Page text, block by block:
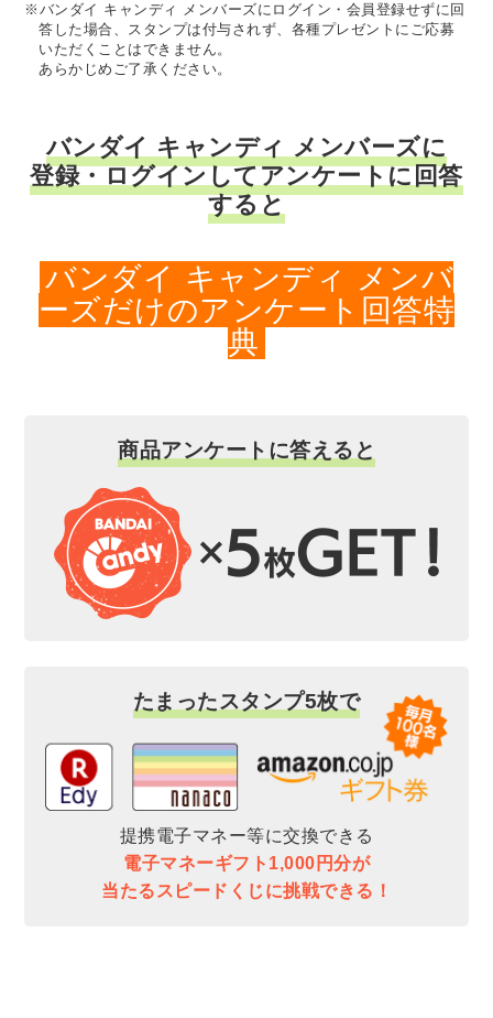
※バンダイ キャンディ メンバーズにログイン・会員登録せずに回
答した場合、スタンプは付与されず、各種プレゼントにご応募
いただくことはできません。
あらかじめご了承ください。
バンダイ キャンディ メンバーズに
登録・ログインしてアンケートに回答
すると
バンダイ キャンディ メンバ
ーズだけのアンケート回答特
典
商品アンケートに答えると
たまったスタンプ5枚で
提携電子マネー等に交換できる
電子マネーギフト1,000円分が
当たるスピードくじに挑戦できる！